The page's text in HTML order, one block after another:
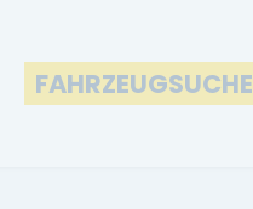
FAHRZEUGSUCHE